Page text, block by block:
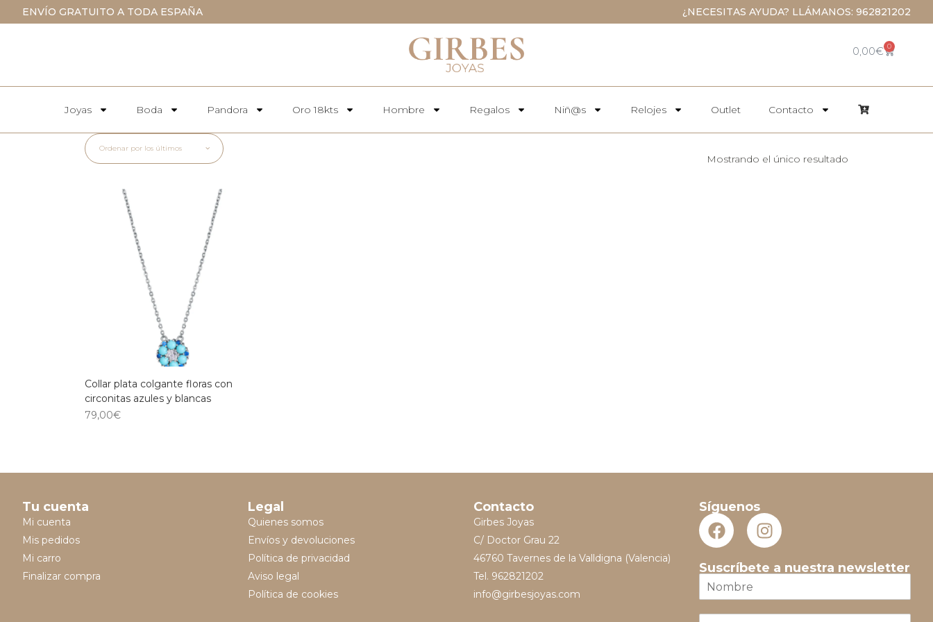
ENVÍO GRATUITO A TODA ESPAÑA ¿NECESITAS AYUDA? LLÁMANOS: 962821202
0,00€ 0
Joyas Boda Pandora Oro 18kts Hombre Regalos Niñ@s Relojes Outlet Contacto
Mostrando el único resultado
Ordenar por los últimos
Collar plata colgante floras con
circonitas azules y blancas
79,00€
Tu cuenta
Mi cuenta
Mis pedidos
Mi carro
Finalizar compra
Legal
Quienes somos
Envíos y devoluciones
Política de privacidad
Aviso legal
Política de cookies
Contacto
Girbes Joyas
C/ Doctor Grau 22
46760 Tavernes de la Valldigna (Valencia)
Tel. 962821202
info@girbesjoyas.com
Síguenos
Suscríbete a nuestra newsletter